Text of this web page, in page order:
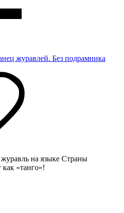
журавлей. Без подрамника
на языке Страны
как «танго»!